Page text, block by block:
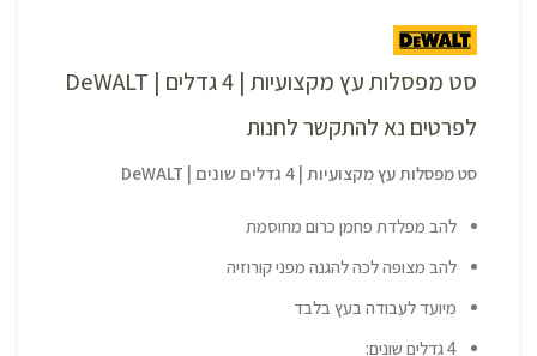
סט מפסלות עץ מקצועיות | 4 גדלים | DeWALT
לפרטים נא להתקשר לחנות
סט מפסלות עץ מקצועיות | 4 גדלים שונים | DeWALT
להב מפלדת פחמן כרום מחוסמת
להב מצופה לכה להגנה מפני קורוזיה
מיועד לעבודה בעץ בלבד
4 גדלים שונים: